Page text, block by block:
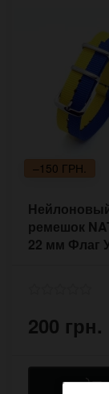
–150 ГРН.
ремешок
22 мм Флаг
200 грн.